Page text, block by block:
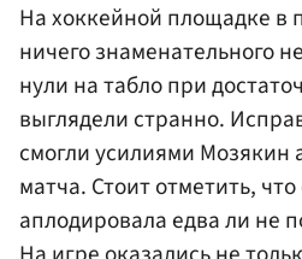
На хоккейной площадке в
ничего знаменательного
нули на табло при
выглядели странно.
смогли усилиями Мозякин
матча. Стоит отметить,
аплодировала едва ли не